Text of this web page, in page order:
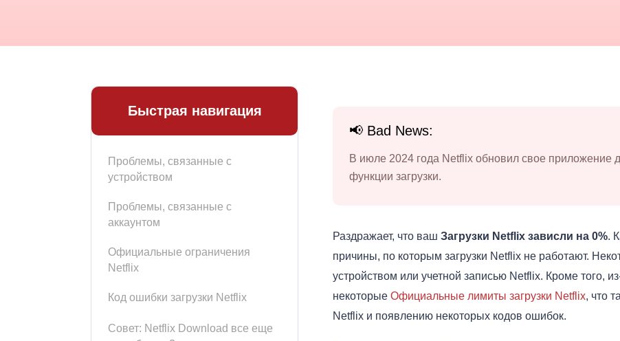
Быстрая навигация
Проблемы, связанные с
устройством
Проблемы, связанные с
аккаунтом
Официальные ограничения
Netflix
Код ошибки загрузки Netflix
Совет: Netflix Download все еще
📢 Bad News:
В июле 2024 года Netflix обновил свое приложение
функции загрузки.
Раздражает, что ваш Загрузки Netflix зависли на 0%.
причины, по которым загрузки Netflix не работают.
устройством или учетной записью Netflix. Кроме того,
некоторые Официальные лимиты загрузки Netflix, что
Netflix и появлению некоторых кодов ошибок.